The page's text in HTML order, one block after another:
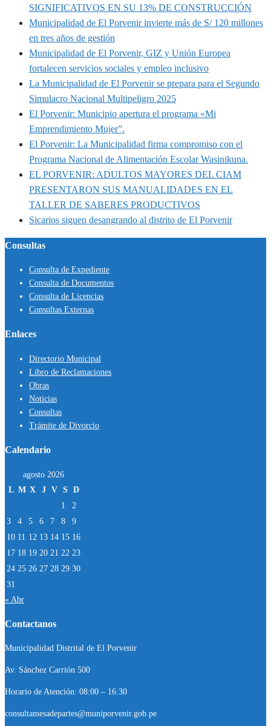
SIGNIFICATIVOS EN SU 13% DE CONSTRUCCIÓN
Municipalidad de El Porvenir invierte más de S/ 120 millones
en tres años de gestión
Municipalidad de El Porvenir, GIZ y Unión Europea
fortalecen servicios sociales y empleo inclusivo
La Municipalidad de El Porvenir se prepara para el Segundo
Simulacro Nacional Multipeligro 2025
El Porvenir: Municipio apertura el programa «Mi
Emprendimiento Mujer”.
El Porvenir: La Municipalidad firma compromiso con el
Programa Nacional de Alimentación Escolar Wasinikuna.
EL PORVENIR: ADULTOS MAYORES DEL CIAM
PRESENTARON SUS MANUALIDADES EN EL
TALLER DE SABERES PRODUCTIVOS
Sicarios siguen desangrando al distrito de El Porvenir
Consultas
Consulta de Expediente
Consulta de Documentos
Consulta de Licencias
Consultas Externas
Enlaces
Directorio Municipal
Libro de Reclamaciones
Obras
Noticias
Consultas
Trámite de Divorcio
Calendario
agosto 2026
L M X J V S D
1
2
3
4 5 6 7 8
9
10 11 12 13 14 15 16
17 18 19 20 21 22 23
24 25 26 27 28 29 30
31
« Abr
Contactanos
Municipalidad Distrital de El Porvenir
Av. Sánchez Carrión 500
Horario de Atención: 08:00 – 16:30
consultamesadepartes@muniporvenir.gob.pe